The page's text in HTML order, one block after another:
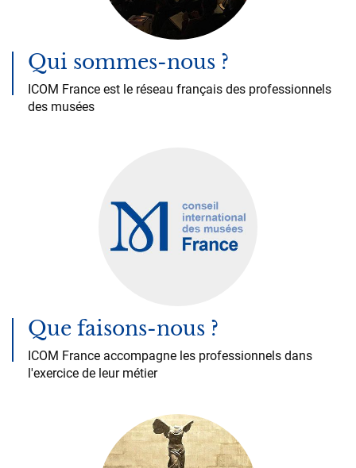
Qui sommes-nous ?
ICOM France est le réseau français des professionnels
des musées
Que faisons-nous ?
ICOM France accompagne les professionnels dans
l'exercice de leur métier